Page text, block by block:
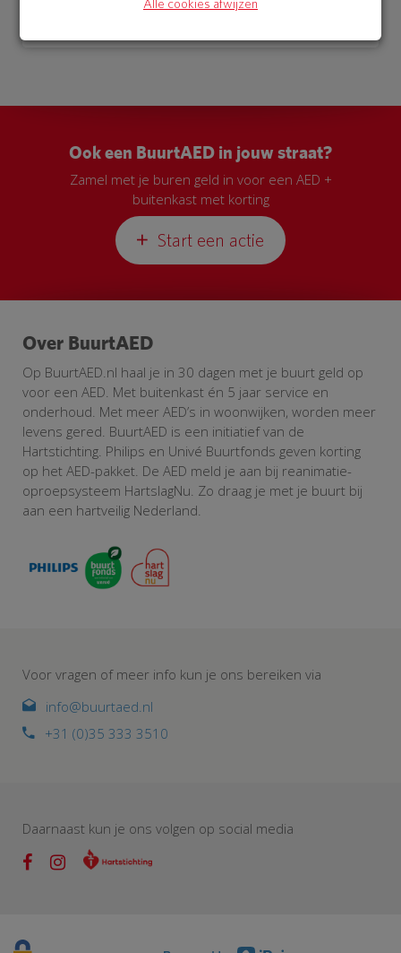
Ook een BuurtAED in jouw straat?
Zamel met je buren geld in voor een AED +
buitenkast met korting
Start een actie
Over BuurtAED
Op BuurtAED.nl haal je in 30 dagen met je buurt geld op
voor een AED. Met buitenkast én 5 jaar service en
onderhoud. Met meer AED’s in woonwijken, worden meer
levens gered. BuurtAED is een initiatief van de
Hartstichting. Philips en Univé Buurtfonds geven korting
op het AED-pakket. De AED meld je aan bij reanimatie-
oproepsysteem HartslagNu. Zo draag je met je buurt bij
aan een hartveilig Nederland.
Voor vragen of meer info kun je ons bereiken via
info@buurtaed.nl
+31 (0)35 333 3510
Daarnaast kun je ons volgen op social media